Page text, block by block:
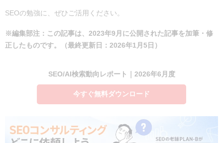
SEOの勉強に、ぜひご活用ください。
※編集部注：この記事は、2023年9月に公開された記事を加筆・修
正したものです。（最終更新日：2026年1月5日）
SEO/AI検索動向レポート｜2026年6月度
今すぐ無料ダウンロード